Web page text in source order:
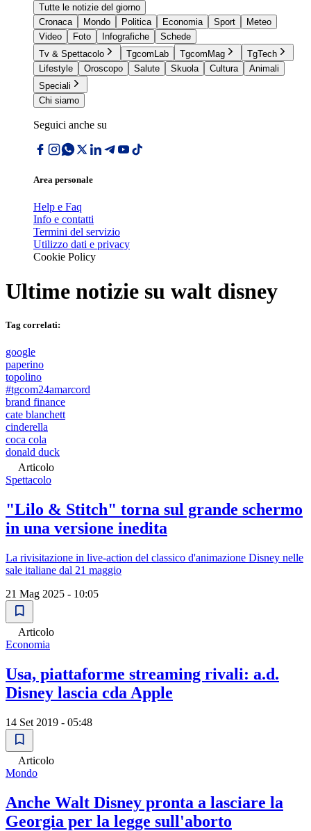
Tutte le notizie del giorno
Cronaca
Mondo Politica Economia Sport
Meteo
Video
Foto Infografiche
Schede
Tv & Spettacolo
TgcomLab TgcomMag
TgTech
Lifestyle
Oroscopo Salute Skuola Cultura
Animali
Speciali
Chi siamo
Seguici anche su
Area personale
Help e Faq
Info e contatti
Termini del servizio
Utilizzo dati e privacy
Cookie Policy
Ultime notizie su walt disney
Tag correlati:
google
paperino
topolino
#tgcom24amarcord
brand finance
cate blanchett
cinderella
coca cola
donald duck
Articolo
Spettacolo
"Lilo & Stitch" torna sul grande schermo
in una versione inedita
La rivisitazione in live-action del classico d'animazione Disney nelle
sale italiane dal 21 maggio
21 Mag 2025 - 10:05
Articolo
Economia
Usa, piattaforme streaming rivali: a.d.
Disney lascia cda Apple
14 Set 2019 - 05:48
Articolo
Mondo
Anche Walt Disney pronta a lasciare la
Georgia per la legge sull'aborto